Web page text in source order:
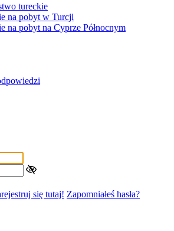
tureckie
na pobyt w Turcji
na pobyt na Cyprze Północnym
się tutaj! Zapomniałeś hasła?